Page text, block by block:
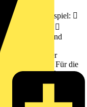
sind
zählen zum Beispiel: 
Maschinen, 
Form und
der
und seiner
erforderlich? Für die
folgende
und unterschriebene
zum